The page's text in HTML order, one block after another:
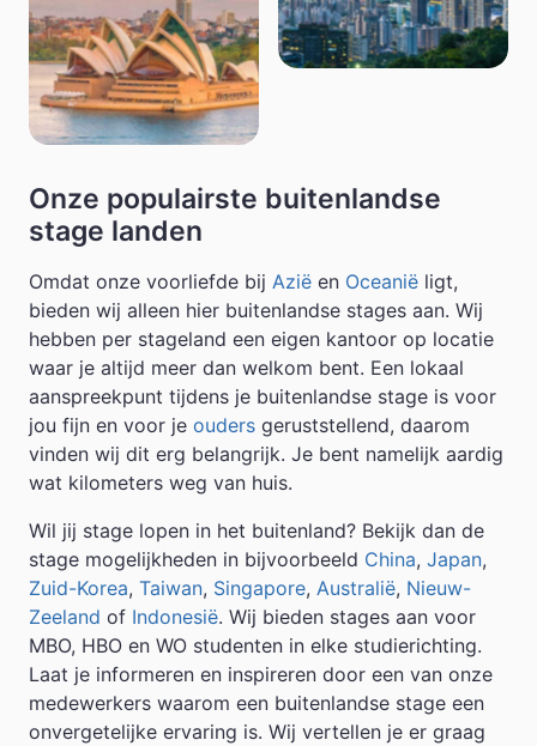
Onze populairste buitenlandse
stage landen
Omdat onze voorliefde bij Azië en Oceanië ligt,
bieden wij alleen hier buitenlandse stages aan. Wij
hebben per stageland een eigen kantoor op locatie
waar je altijd meer dan welkom bent. Een lokaal
aanspreekpunt tijdens je buitenlandse stage is voor
jou fijn en voor je ouders geruststellend, daarom
vinden wij dit erg belangrijk. Je bent namelijk aardig
wat kilometers weg van huis.
Wil jij stage lopen in het buitenland? Bekijk dan de
stage mogelijkheden in bijvoorbeeld China, Japan,
Zuid-Korea, Taiwan, Singapore, Australië, Nieuw-
Zeeland of Indonesië. Wij bieden stages aan voor
MBO, HBO en WO studenten in elke studierichting.
Laat je informeren en inspireren door een van onze
medewerkers waarom een buitenlandse stage een
onvergetelijke ervaring is. Wij vertellen je er graag